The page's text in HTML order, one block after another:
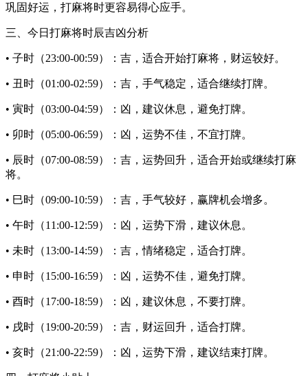
巩固好运，打麻将时更容易得心应手。
三、今日打麻将时辰吉凶分析
• 子时（23:00-00:59）：吉，适合开始打麻将，财运较好。
• 丑时（01:00-02:59）：吉，手气稳定，适合继续打牌。
• 寅时（03:00-04:59）：凶，建议休息，避免打牌。
• 卯时（05:00-06:59）：凶，运势不佳，不宜打牌。
• 辰时（07:00-08:59）：吉，运势回升，适合开始或继续打麻
将。
• 巳时（09:00-10:59）：吉，手气较好，赢牌机会增多。
• 午时（11:00-12:59）：凶，运势下滑，建议休息。
• 未时（13:00-14:59）：吉，情绪稳定，适合打牌。
• 申时（15:00-16:59）：凶，运势不佳，避免打牌。
• 酉时（17:00-18:59）：凶，建议休息，不要打牌。
• 戌时（19:00-20:59）：吉，财运回升，适合打牌。
• 亥时（21:00-22:59）：凶，运势下滑，建议结束打牌。